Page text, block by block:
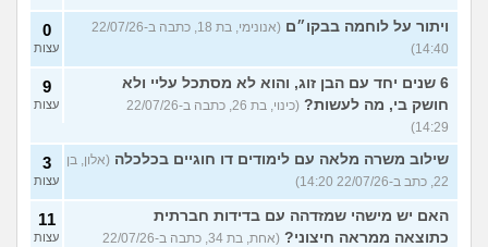
ויתור על לוחמה בבקו״ם
(אנונימי, בת 18, כתבה ב-22/07/26
14:40)
0
עצות
6 שנים יחד עם הבן זוג, והוא לא מסתכל עליי ולא
חושק בי, מה לעשות?
(כינוי, בת 26, כתבה ב-22/07/26
14:29)
9
עצות
שילוב משרה מלאה עם לימודים דו חוגיים בכלכלה (אלון, בן
22, כתב ב-22/07/26 14:20)
3
עצות
האם יש מישהי שמזדהה עם בדידות חברתית
כתוצאה ממראה חיצוני?
(אחת, בת 34, כתבה ב-22/07/26
11
עצות